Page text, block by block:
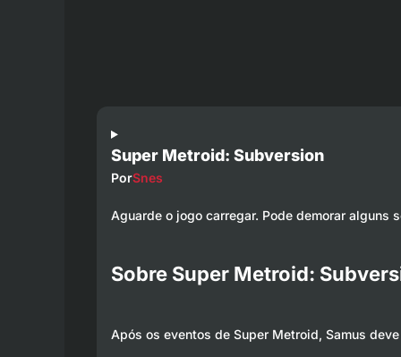
Super Metroid: Subversion
PorSnes
Aguarde o jogo carregar. Pode demorar alguns
Sobre Super Metroid:
Após os eventos de Super Metroid, Samus